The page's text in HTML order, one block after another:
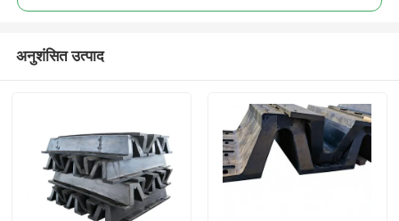
अनुशंसित उत्पाद